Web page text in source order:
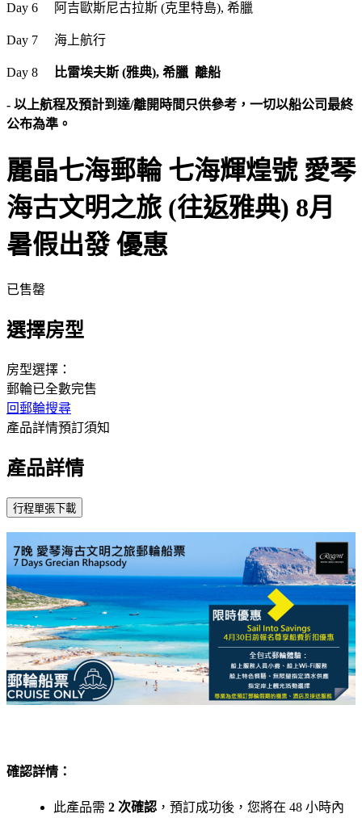
Day 6 阿吉歐斯尼古拉斯 (克里特島), 希臘
Day 7 海上航行
Day 8 比雷埃夫斯 (雅典), 希臘 離船
- 以上航程及預計到達/離開時間只供參考，一切以船公司最終
公布為準。
麗晶七海郵輪 七海輝煌號 愛琴
海古文明之旅 (往返雅典) 8月
暑假出發 優惠
已售罄
選擇房型
房型選擇：
郵輪已全數完售
回郵輪搜尋
產品詳情預訂須知
產品詳情
確認詳情：
此產品需 2 次確認 ，預訂成功後，您將在 48 小時內